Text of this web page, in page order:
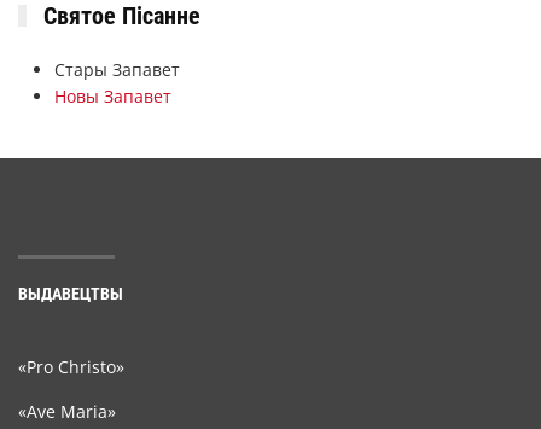
Святое Пісанне
Стары Запавет
Новы Запавет
ВЫДАВЕЦТВЫ
«Pro Christo»
«Ave Maria»